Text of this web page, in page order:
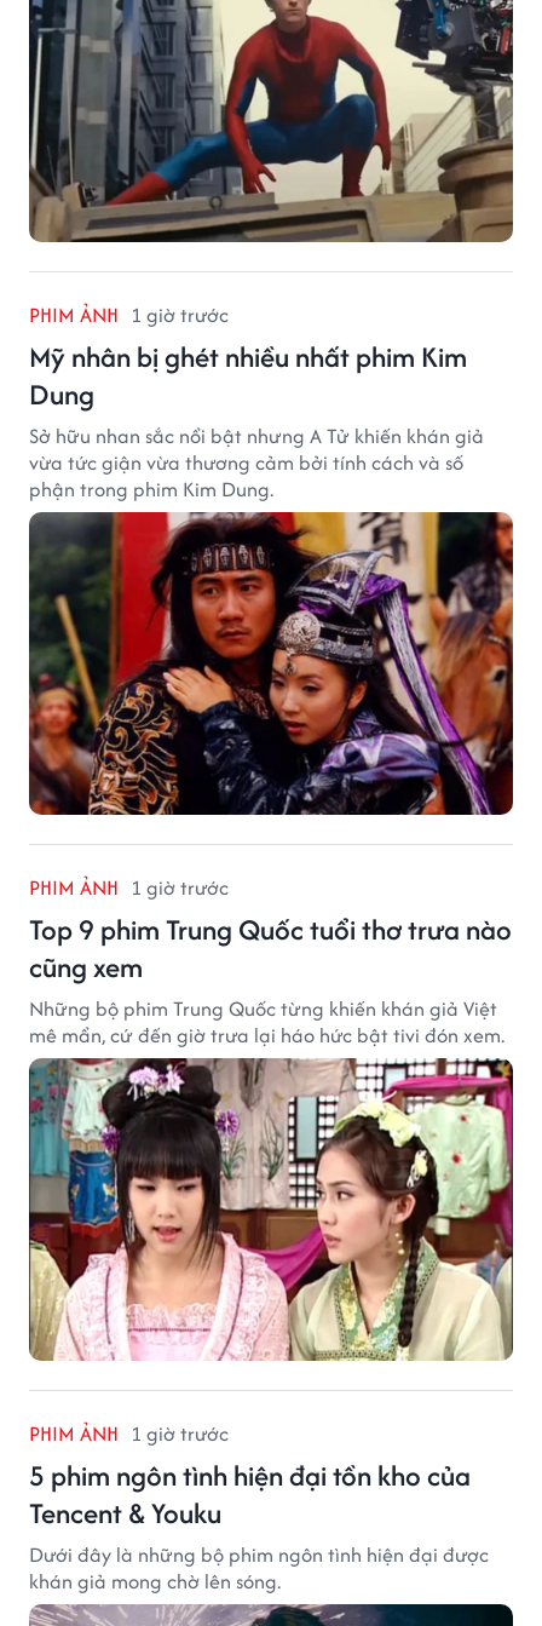
PHIM ẢNH 1 giờ trước
Mỹ nhân bị ghét nhiều nhất phim Kim
Dung
Sở hữu nhan sắc nổi bật nhưng A Tử khiến khán giả
vừa tức giận vừa thương cảm bởi tính cách và số
phận trong phim Kim Dung.
PHIM ẢNH 1 giờ trước
Top 9 phim Trung Quốc tuổi thơ trưa nào
cũng xem
Những bộ phim Trung Quốc từng khiến khán giả Việt
mê mẩn, cứ đến giờ trưa lại háo hức bật tivi đón xem.
PHIM ẢNH 1 giờ trước
5 phim ngôn tình hiện đại tồn kho của
Tencent & Youku
Dưới đây là những bộ phim ngôn tình hiện đại được
khán giả mong chờ lên sóng.